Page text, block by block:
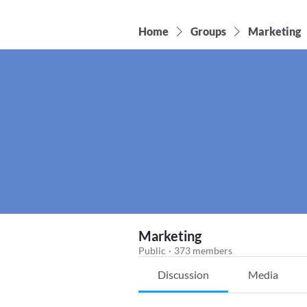
Home Groups Marketing
Marketing
Public · 373 members
Discussion Media